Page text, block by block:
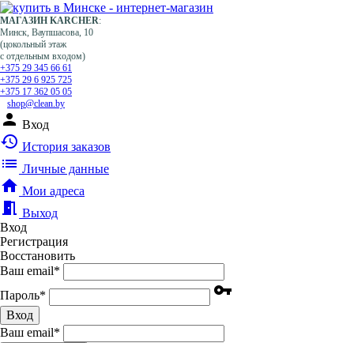
МАГАЗИН KARCHER:
Минск, Ваупшасова, 10
(цокольный этаж
с отдельным входом)
+375 29 345 66 61
+375 29 6 925 725
+375 17 362 05 05
shop@clean.by
person Вход
history История заказов
list Личные данные
home Мои адреса
meeting_room Выход
Вход
Регистрация
Восстановить
Ваш email*
Пароль* vpn_key
Вход
Ваш email*